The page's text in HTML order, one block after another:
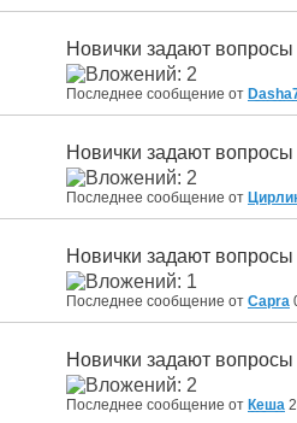
Новички задают вопросы
Последнее сообщение от
Новички задают вопросы
Последнее сообщение от
Новички задают вопросы
Последнее сообщение от Capra
Новички задают вопросы
Последнее сообщение от Кеша